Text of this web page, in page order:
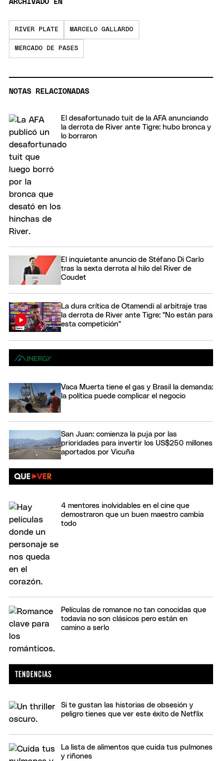
ARCHIVADO EN
RIVER PLATE MARCELO GALLARDO
MERCADO DE PASES
NOTAS RELACIONADAS
El desafortunado tuit de la AFA anunciando
la derrota de River ante Tigre: hubo bronca y
lo borraron
El inquietante anuncio de Stéfano Di Carlo
tras la sexta derrota al hilo del River de
Coudet
La dura crítica de Otamendi al arbitraje tras
la derrota de River ante Tigre: "No están para
esta competición"
Vaca Muerta tiene el gas y Brasil la demanda:
la política puede complicar el negocio
San Juan: comienza la puja por las
prioridades para invertir los US$250 millones
aportados por Vicuña
4 mentores inolvidables en el cine que
demostraron que un buen maestro cambia
todo
Películas de romance no tan conocidas que
todavía no son clásicos pero están en
camino a serlo
Si te gustan las historias de obsesión y
peligro tienes que ver este éxito de Netflix
La lista de alimentos que cuida tus pulmones
y riñones